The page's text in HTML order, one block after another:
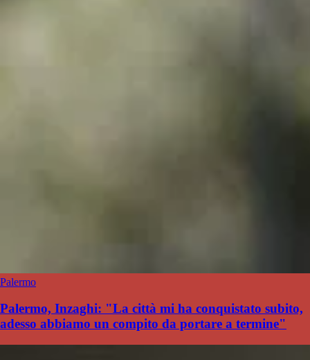
Palermo
Palermo, Inzaghi: "La città mi ha conquistato subito,
adesso abbiamo un compito da portare a termine"